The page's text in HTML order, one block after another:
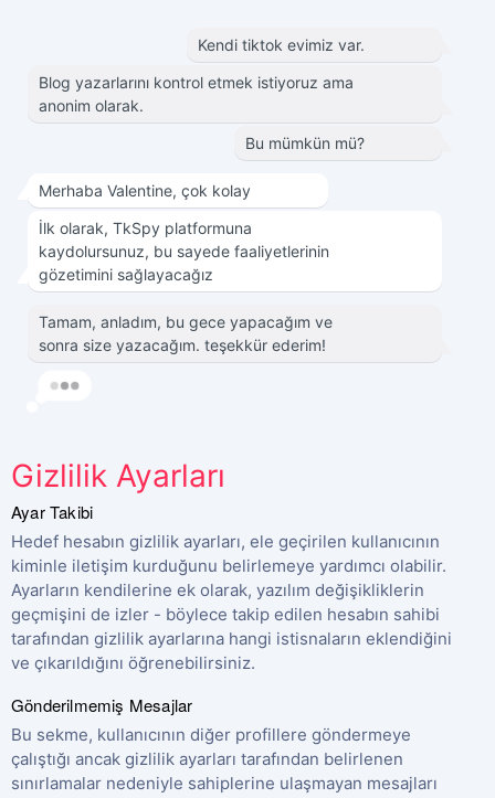
Kendi tiktok evimiz var.
Blog yazarlarını kontrol etmek istiyoruz ama
anonim olarak.
Bu mümkün mü?
Merhaba Valentine, çok kolay
İlk olarak, TkSpy platformuna
kaydolursunuz, bu sayede faaliyetlerinin
gözetimini sağlayacağız
Tamam, anladım, bu gece yapacağım ve
sonra size yazacağım. teşekkür ederim!
Gizlilik Ayarları
Ayar Takibi
Hedef hesabın gizlilik ayarları, ele geçirilen kullanıcının
kiminle iletişim kurduğunu belirlemeye yardımcı olabilir.
Ayarların kendilerine ek olarak, yazılım değişikliklerin
geçmişini de izler - böylece takip edilen hesabın sahibi
tarafından gizlilik ayarlarına hangi istisnaların eklendiğini
ve çıkarıldığını öğrenebilirsiniz.
Gönderilmemiş Mesajlar
Bu sekme, kullanıcının diğer profillere göndermeye
çalıştığı ancak gizlilik ayarları tarafından belirlenen
sınırlamalar nedeniyle sahiplerine ulaşmayan mesajları